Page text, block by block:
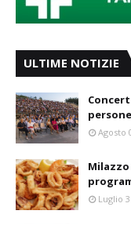
ULTIME NOTIZIE
persone
Agosto
Milazzo
Luglio